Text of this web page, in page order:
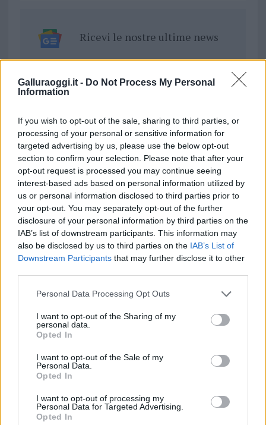
Galluraoggi.it - Do Not Process My Personal
Information
If you wish to opt-out of the sale, sharing to third parties, or
processing of your personal or sensitive information for
targeted advertising by us, please use the below opt-out
section to confirm your selection. Please note that after your
opt-out request is processed you may continue seeing
interest-based ads based on personal information utilized by
us or personal information disclosed to third parties prior to
your opt-out. You may separately opt-out of the further
disclosure of your personal information by third parties on the
IAB’s list of downstream participants. This information may
also be disclosed by us to third parties on the IAB’s List of
Downstream Participants that may further disclose it to other
Please note that this website/app uses one or more Google
not limited to your visit or usage behaviour. You may click to
grant or deny consent to Google and its third-party tags to
use your data for below specified purposes in below Google
consent section.
Personal Data Processing Opt Outs
I want to opt-out of the Sharing of my
personal data.
Opted In
I want to opt-out of the Sale of my
Personal Data.
Opted In
I want to opt-out of processing my
Personal Data for Targeted Advertising.
Opted In
Ricevi le nostre ultime news
Condividi l'articolo
F
a
ce
b
o
o
k
T
w
it
te
r
Pi
n
te
re
st
W
h
at
s
A
p
p
S
h
a
re
Articolo precedente
Prossimo articolo
NOTIZIE RECENTI
soluzione ideale per la casa e l’ufficio
Monte Pino, la fine di un lungo dolore: storia e
Raid nelle campagne di Berchidda, rischio per
la rete elettrica